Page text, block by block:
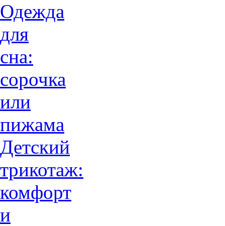
Одежда
для
сна:
сорочка
или
пижама
Детский
трикотаж:
комфорт
и